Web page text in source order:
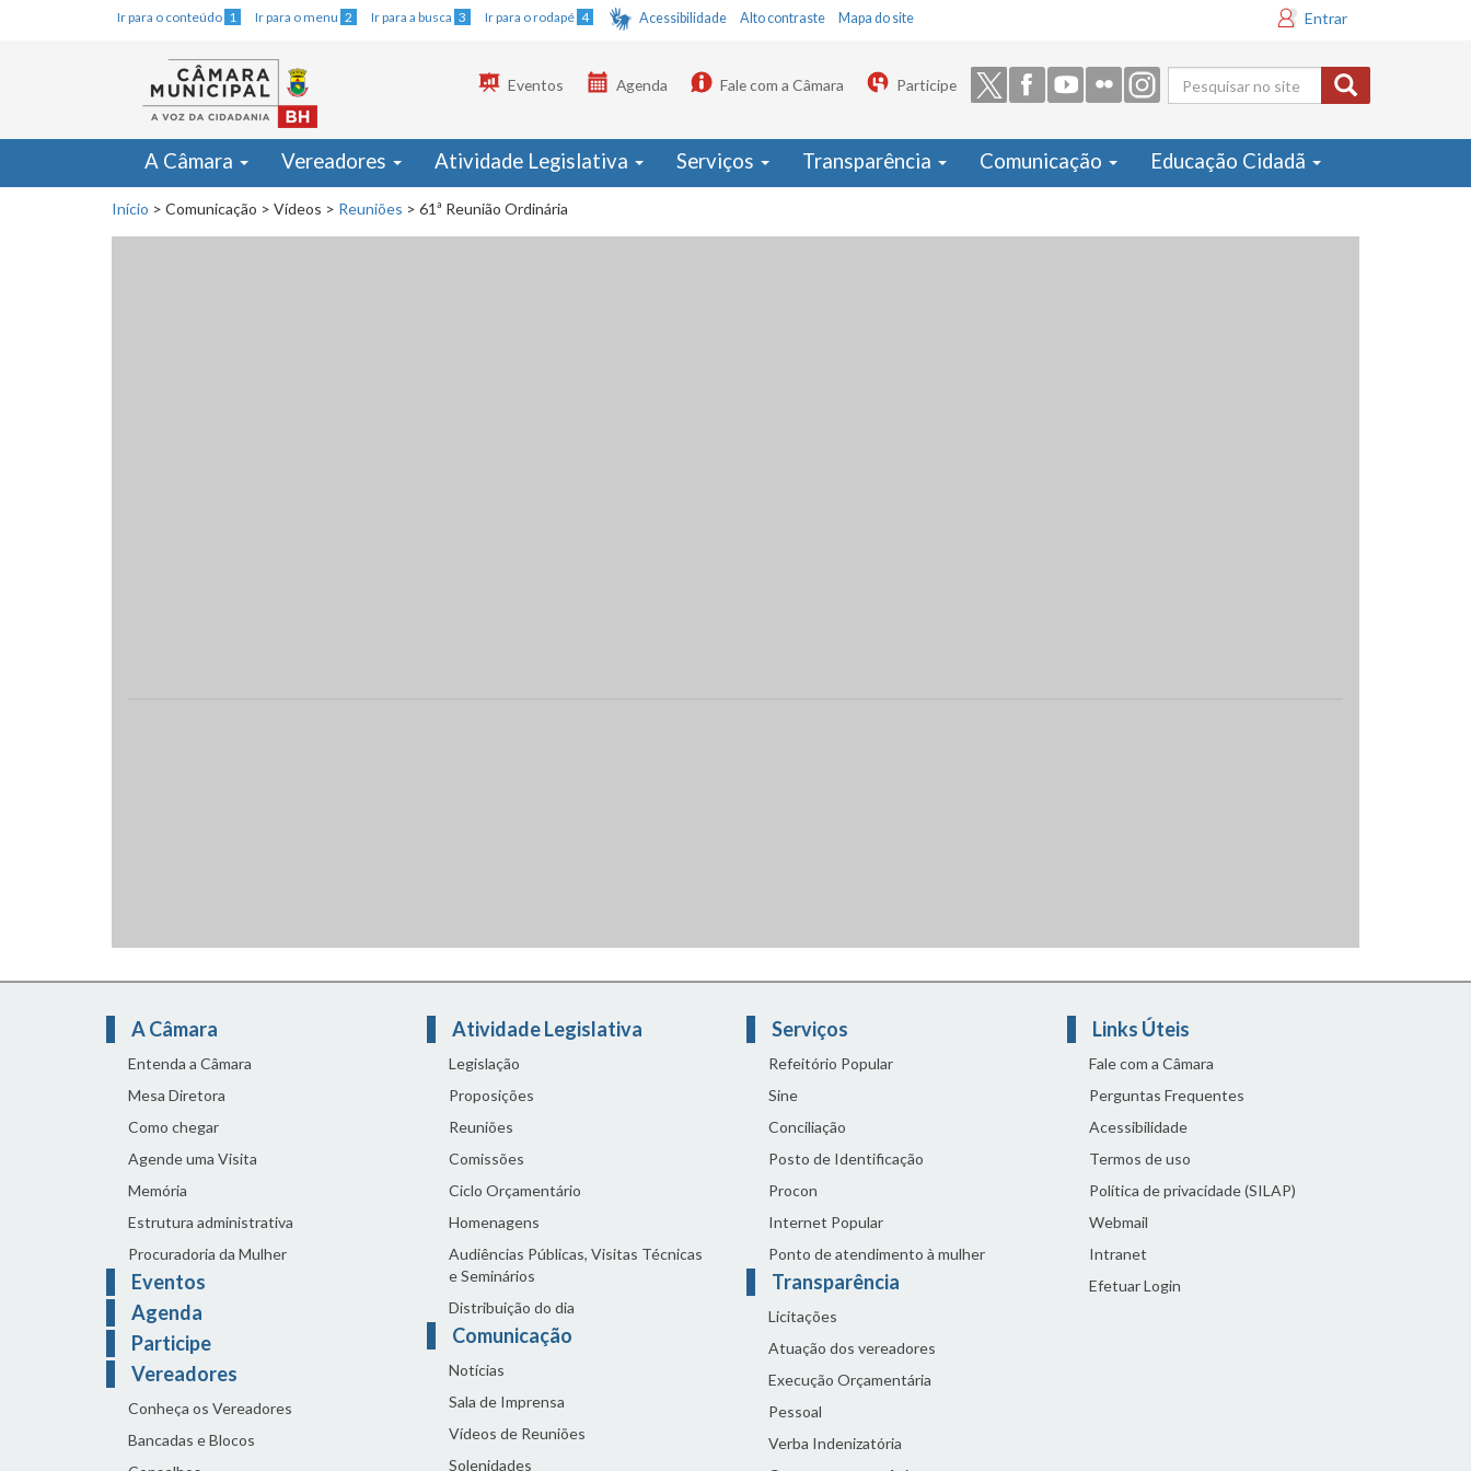
Ir para o conteúdo 1 Ir para o menu 2 Ir para a busca 3 Ir para o rodapé 4 Acessibilidade Alto contraste Mapa do site Entrar
Formulário
de busca
Eventos Agenda Fale com a Câmara Participe
A Câmara Vereadores Atividade Legislativa Serviços Transparência Comunicação Educação Cidadã
Início > Comunicação > Vídeos > Reuniões > 61ª Reunião Ordinária
A Câmara
Entenda a Câmara
Mesa Diretora
Como chegar
Agende uma Visita
Memória
Estrutura administrativa
Procuradoria da Mulher
Eventos
Agenda
Participe
Vereadores
Conheça os Vereadores
Bancadas e Blocos
Atividade Legislativa
Legislação
Proposições
Reuniões
Comissões
Ciclo Orçamentário
Homenagens
Audiências Públicas, Visitas Técnicas
e Seminários
Distribuição do dia
Comunicação
Notícias
Sala de Imprensa
Vídeos de Reuniões
Solenidades
Serviços
Refeitório Popular
Sine
Conciliação
Posto de Identificação
Procon
Internet Popular
Ponto de atendimento à mulher
Transparência
Licitações
Atuação dos vereadores
Execução Orçamentária
Pessoal
Verba Indenizatória
Links Úteis
Fale com a Câmara
Perguntas Frequentes
Acessibilidade
Termos de uso
Política de privacidade (SILAP)
Webmail
Intranet
Efetuar Login